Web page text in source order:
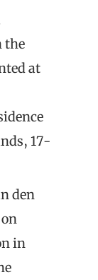
the
at
17-
den
in